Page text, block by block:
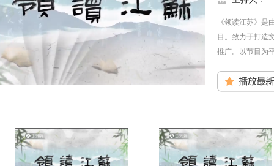
《领读江苏》
目。致力于打造
推广。以节目为